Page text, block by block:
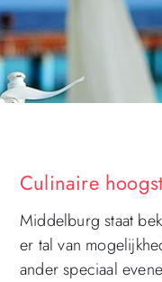
Culinaire
Middelburg staat
er tal van
ander speciaal